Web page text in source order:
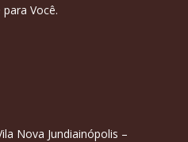
Você.
Nova Jundiainópolis –